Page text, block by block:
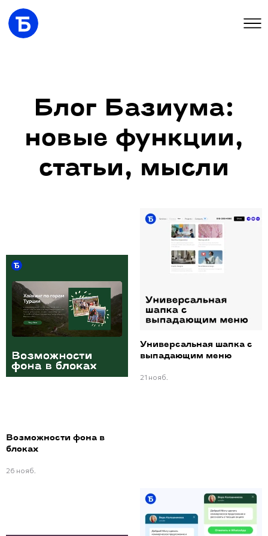
Блог Базиума:
новые функции,
статьи, мысли
Возможности фона в
блоках
26 нояб.
Универсальная шапка с
выпадающим меню
21 нояб.